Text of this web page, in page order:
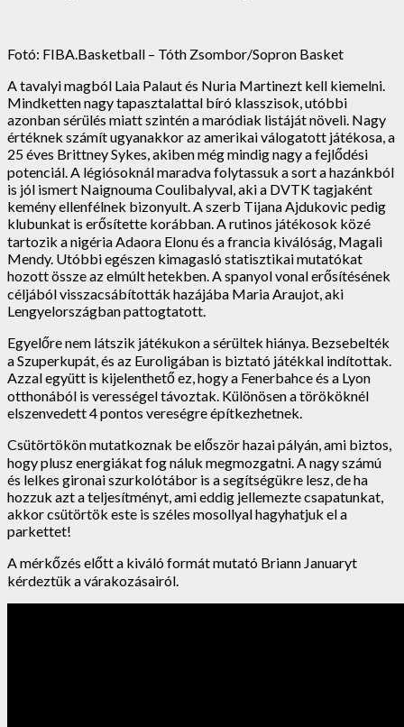
Fotó: FIBA.Basketball – Tóth Zsombor/Sopron Basket
A tavalyi magból Laia Palaut és Nuria Martinezt kell kiemelni.
Mindketten nagy tapasztalattal bíró klasszisok, utóbbi
azonban sérülés miatt szintén a maródiak listáját növeli. Nagy
értéknek számít ugyanakkor az amerikai válogatott játékosa, a
25 éves Brittney Sykes, akiben még mindig nagy a fejlődési
potenciál. A légiósoknál maradva folytassuk a sort a hazánkból
is jól ismert Naignouma Coulibalyval, aki a DVTK tagjaként
kemény ellenfélnek bizonyult. A szerb Tijana Ajdukovic pedig
klubunkat is erősítette korábban. A rutinos játékosok közé
tartozik a nigéria Adaora Elonu és a francia kiválóság, Magali
Mendy. Utóbbi egészen kimagasló statisztikai mutatókat
hozott össze az elmúlt hetekben. A spanyol vonal erősítésének
céljából visszacsábították hazájába Maria Araujot, aki
Lengyelországban pattogtatott.
Egyelőre nem látszik játékukon a sérültek hiánya. Bezsebelték
a Szuperkupát, és az Euroligában is biztató játékkal indítottak.
Azzal együtt is kijelenthető ez, hogy a Fenerbahce és a Lyon
otthonából is verességel távoztak. Különösen a törököknél
elszenvedett 4 pontos vereségre építkezhetnek.
Csütörtökön mutatkoznak be először hazai pályán, ami biztos,
hogy plusz energiákat fog náluk megmozgatni. A nagy számú
és lelkes gironai szurkolótábor is a segítségükre lesz, de ha
hozzuk azt a teljesítményt, ami eddig jellemezte csapatunkat,
akkor csütörtök este is széles mosollyal hagyhatjuk el a
parkettet!
A mérkőzés előtt a kiváló formát mutató Briann Januaryt
kérdeztük a várakozásairól.